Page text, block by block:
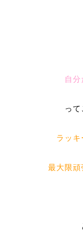
自
っ
ラッキ
最大限頑